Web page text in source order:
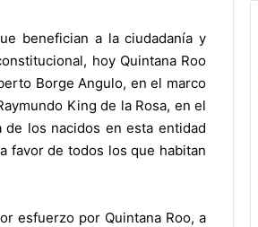
benefician a la ciudadanía y
hoy Quintana Roo
Borge Angulo, en el marco
King de la Rosa, en el
los nacidos en esta entidad
favor de todos los que habitan
esfuerzo por Quintana Roo, a